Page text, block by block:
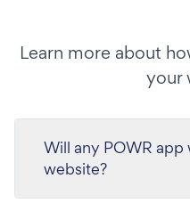
Learn more about
your
Will any POWR
website?